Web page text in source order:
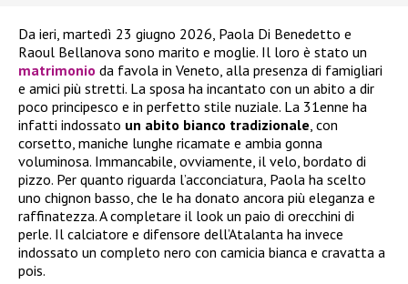
Da ieri, martedì 23 giugno 2026, Paola Di Benedetto e
Raoul Bellanova sono marito e moglie. Il loro è stato un
matrimonio da favola in Veneto, alla presenza di famigliari
e amici più stretti. La sposa ha incantato con un abito a dir
poco principesco e in perfetto stile nuziale. La 31enne ha
infatti indossato un abito bianco tradizionale, con
corsetto, maniche lunghe ricamate e ambia gonna
voluminosa. Immancabile, ovviamente, il velo, bordato di
pizzo. Per quanto riguarda l’acconciatura, Paola ha scelto
uno chignon basso, che le ha donato ancora più eleganza e
raffinatezza. A completare il look un paio di orecchini di
perle. Il calciatore e difensore dell’Atalanta ha invece
indossato un completo nero con camicia bianca e cravatta a
pois.